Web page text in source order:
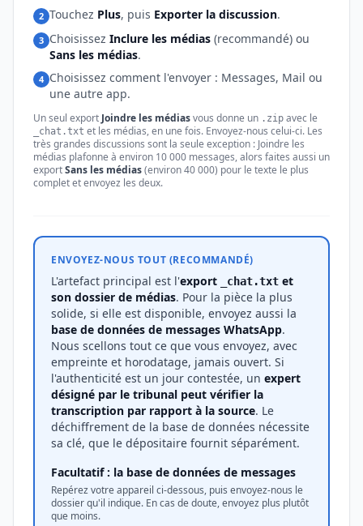
2 Touchez Plus, puis Exporter la discussion.
3 Choisissez Inclure les médias (recommandé) ou
Sans les médias.
4 Choisissez comment l'envoyer : Messages, Mail ou
une autre app.
Un seul export Joindre les médiasvous donne un .zip avec le
_chat.txt et les médias, en une fois. Envoyez-nous celui-ci. Les
très grandes discussions sont la seule exception : Joindre les
médias plafonne à environ 10 000 messages, alors faites aussi un
exportSans les médias(environ 40 000) pour le texte le plus
complet et envoyez les deux.
ENVOYEZ-NOUS TOUT (RECOMMANDÉ)
L'artefact principal est l'export _chat.txt et
son dossier de médias. Pour la pièce la plus
solide, si elle est disponible, envoyez aussi la
base de données de messages WhatsApp.
Nous scellons tout ce que vous envoyez, avec
empreinte et horodatage, jamais ouvert. Si
l'authenticité est un jour contestée, un expert
désigné par le tribunal peut vérifier la
transcription par rapport à la source. Le
déchiffrement de la base de données nécessite
sa clé, que le dépositaire fournit séparément.
Facultatif : la base de données de messages
Repérez votre appareil ci-dessous, puis envoyez-nous le
dossier qu'il indique. En cas de doute, envoyez plus plutôt
que moins.